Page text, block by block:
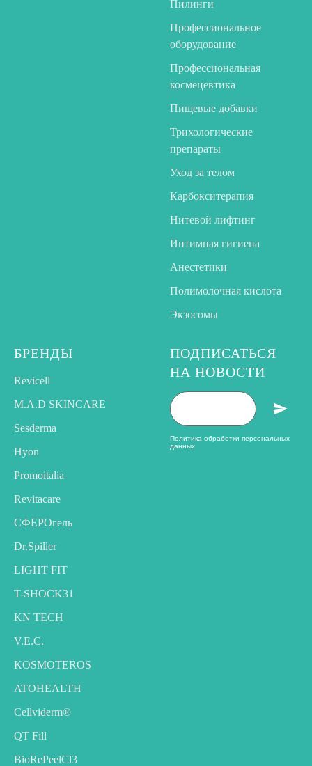
Пилинги
Профессиональное
оборудование
Профессиональная
космецевтика
Пищевые добавки
Трихологические
препараты
Уход за телом
Карбокситерапия
Нитевой лифтинг
Интимная гигиена
Анестетики
Полимолочная кислота
Экзосомы
БРЕНДЫ
Revicell
M.A.D SKINCARE
Sesderma
Hyon
Promoitalia
Revitacare
CФЕРОгель
Dr.Spiller
LIGHT FIT
T-SHOCK31
KN TECH
V.E.C.
KOSMOTEROS
ATOHEALTH
Cellviderm®
QT Fill
BioRePeelCl3
ПОДПИСАТЬСЯ
НА НОВОСТИ
Политика обработки персональных
данных